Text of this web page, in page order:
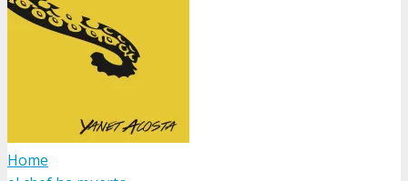
Home